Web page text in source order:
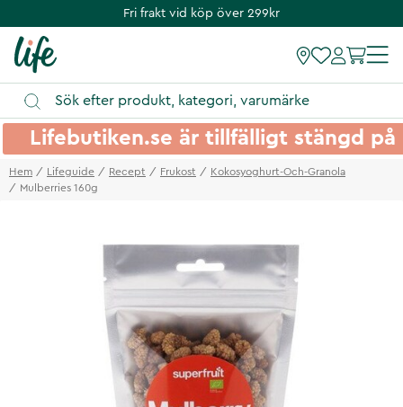
Fri frakt vid köp över 299kr
Lifebutiken.se är tillfälligt stängd
Hem Lifeguide Recept Frukost
Kokosyoghurt-Och-Granola
Mulberries 160g